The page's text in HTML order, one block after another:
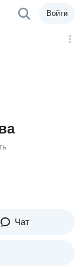
Войти
Чат